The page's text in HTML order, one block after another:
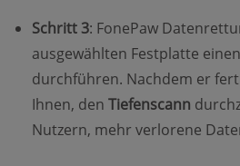
Schritt 3: FonePaw
ausgewählten Festplatte
durchführen. Nachdem er
Ihnen, den Tiefenscann
Nutzern, mehr verlorene